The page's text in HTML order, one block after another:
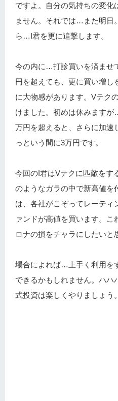
ですよ。自分の気持ちの変化
ません。それでは…また明日
ら…I君を更に追撃します。
今の内に…打診買いを済ませ
円を超えても、更に買い増し
に大物感があります。Vテク
けました。初めは休みます
万円を超えると、さらに加
っという間に3万円です。
今回のI君はVテクに匹敵をす
のようなガラの中で新高値を
は、各社がこぞってレーテ
ァンドが高値を買います。
ロナの損をチャラにしたいと
場合によれば…上手く利用を
できるかもしれません。ハ
式投資は楽しくやりましょう。